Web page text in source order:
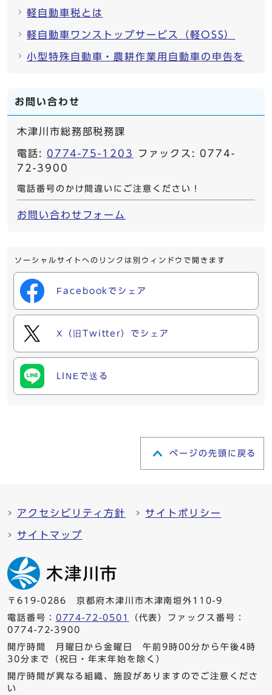
軽自動車税とは
軽自動車ワンストップサービス（軽OSS）
小型特殊自動車・農耕作業用自動車の申告を
お問い合わせ
木津川市総務部税務課
電話: 0774-75-1203
ファックス: 0774-
72-3900
電話番号のかけ間違いにご注意ください！
お問い合わせフォーム
ソーシャルサイトへのリンクは別ウィンドウで開きます
Facebookでシェア
X（旧Twitter）でシェア
LINEで送る
ページの先頭に戻る
アクセシビリティ方針 サイトポリシー
サイトマップ
〒619-0286 京都府木津川市木津南垣外110-9
電話番号： 0774-72-0501
（代表）ファックス番号：
0774-72-3900
開庁時間 月曜日から金曜日 午前9時00分から午後4時
30分まで（祝日・年末年始を除く）
開庁時間が異なる組織、施設がありますのでご注意くださ
い